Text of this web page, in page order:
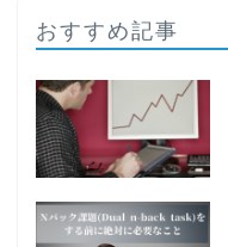
おすすめ記事